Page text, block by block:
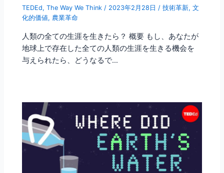
TEDEd,The Way We Think / 2023年2月28日 /技術革新,文
化的価値, 農業革命
人類の全ての生涯を生きたら？ 概要 もし、あなたが
地球上で存在した全ての人類の生涯を生きる機会を
与えられたら、どうなるで…